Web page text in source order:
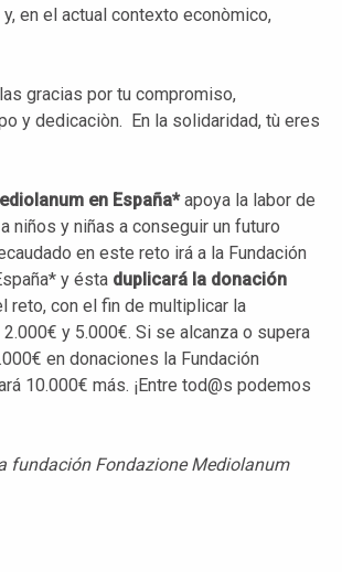
en el actual contexto econòmico,
gracias por tu compromiso,
y dedicaciòn. En la solidaridad, tù eres
en España*apoya la labor de
niños y niñas a conseguir un futuro
en este reto irá a la Fundación
y ésta duplicará la donación
reto, con el fin de multiplicar la
y 5.000€. Si se alcanza o supera
en donaciones la Fundación
10.000€ más. ¡Entre tod@s podemos
fundación Fondazione Mediolanum